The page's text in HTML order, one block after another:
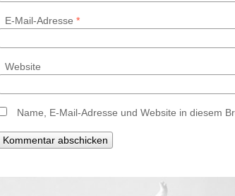
E-Mail-Adresse *
Website
Name, E-Mail-Adresse und Website in diesem